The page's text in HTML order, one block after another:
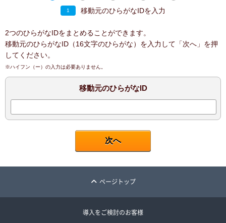
1 移動元のひらがなIDを入力
2つのひらがなIDをまとめることができます。
移動元のひらがなID（16文字のひらがな）を入力して「次へ」を押
してください。
※ハイフン（ー）の入力は必要ありません。
移動元のひらがなID
ページトップ
導入をご検討のお客様